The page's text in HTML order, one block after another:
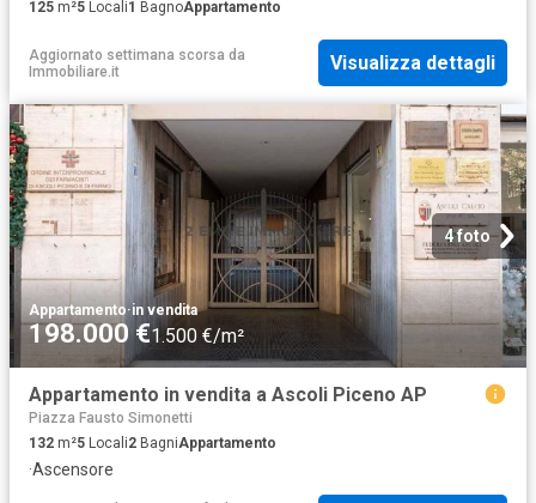
125 m²5 Locali1 BagnoAppartamento
Aggiornato settimana scorsa da
Immobiliare.it
Visualizza dettagli
4 foto
Appartamento·in vendita
198.000 €1.500 €/m²
Appartamento in vendita a Ascoli Piceno AP
Piazza Fausto Simonetti
132 m²5 Locali2 BagniAppartamento
·Ascensore